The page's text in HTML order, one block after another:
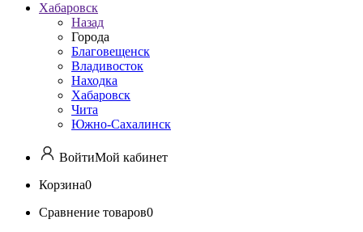
Хабаровск
Назад
Города
Благовещенск
Владивосток
Находка
Хабаровск
Чита
Южно-Сахалинск
ВойтиМой кабинет
Корзина0
Сравнение товаров0